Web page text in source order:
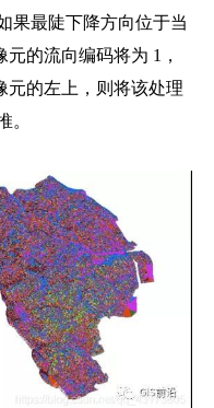
果最陡下降方向位于当
的流向编码将为 1，
元的左上，则将该处理
。